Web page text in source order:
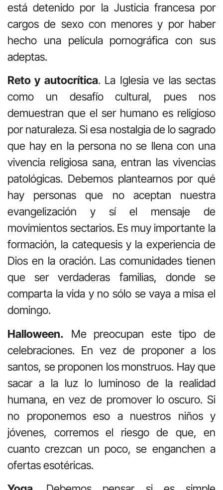
está detenido por la Justicia francesa por
cargos de sexo con menores y por haber
hecho una película pornográfica con sus
adeptas.
Reto y autocrítica. La Iglesia ve las sectas
como un desafío cultural, pues nos
demuestran que el ser humano es religioso
por naturaleza. Si esa nostalgia de lo sagrado
que hay en la persona no se llena con una
vivencia religiosa sana, entran las vivencias
patológicas. Debemos plantearnos por qué
hay personas que no aceptan nuestra
evangelización y sí el mensaje de
movimientos sectarios. Es muy importante la
formación, la catequesis y la experiencia de
Dios en la oración. Las comunidades tienen
que ser verdaderas familias, donde se
comparta la vida y no sólo se vaya a misa el
domingo.
Halloween. Me preocupan este tipo de
celebraciones. En vez de proponer a los
santos, se proponen los monstruos. Hay que
sacar a la luz lo luminoso de la realidad
humana, en vez de promover lo oscuro. Si
no proponemos eso a nuestros niños y
jóvenes, corremos el riesgo de que, en
cuanto crezcan un poco, se enganchen a
ofertas esotéricas.